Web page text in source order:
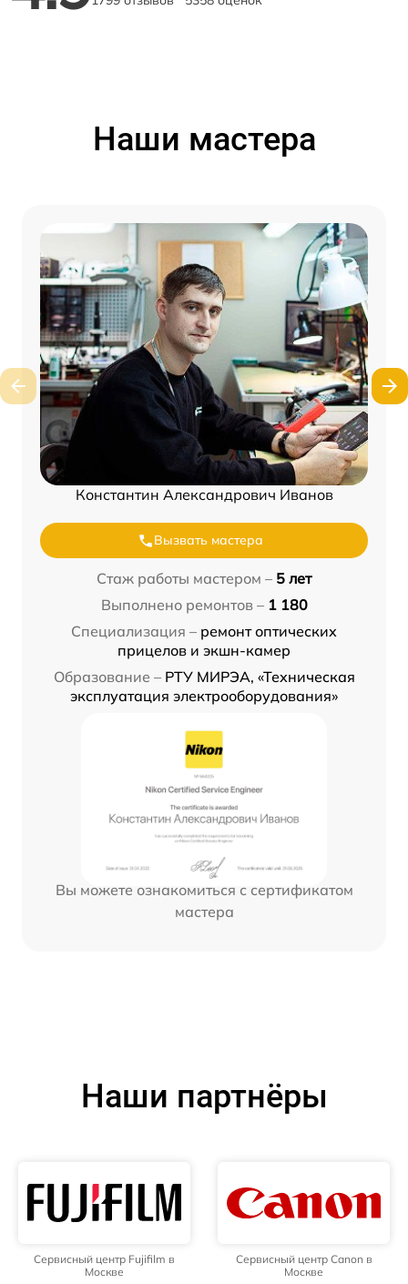
Наши мастера
Константин Александрович Иванов
Вызвать мастера
Стаж работы мастером – 5 лет
Выполнено ремонтов – 1 180
Специализация – ремонт оптических
прицелов и экшн-камер
Образование – РТУ МИРЭА, «Техническая
эксплуатация электрооборудования»
Вы можете ознакомиться с сертификатом
мастера
Наши партнёры
Сервисный центр Fujifilm в
Москве
Сервисный центр Canon в
Москве